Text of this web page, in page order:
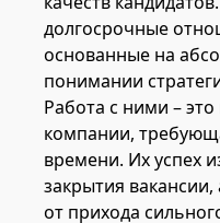
долгосрочные
основанные на
понимании
Работа с ними –
компании,
времени. Их успех
закрытия
от прихода